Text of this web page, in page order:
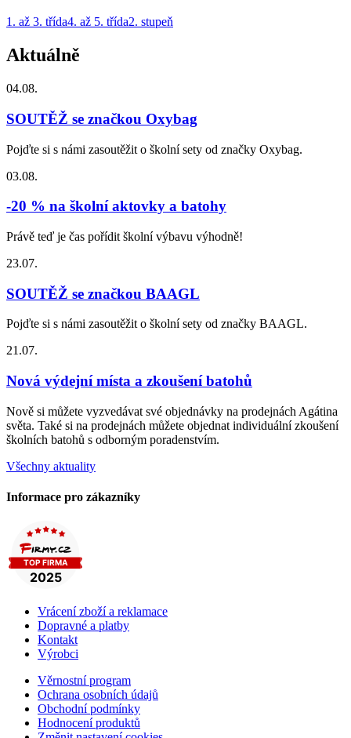
1. až 3. třída4. až 5. třída2. stupeň
Aktuálně
04.08.
SOUTĚŽ se značkou Oxybag
Pojďte si s námi zasoutěžit o školní sety od značky Oxybag.
03.08.
-20 % na školní aktovky a batohy
Právě teď je čas pořídit školní výbavu výhodně!
23.07.
SOUTĚŽ se značkou BAAGL
Pojďte si s námi zasoutěžit o školní sety od značky BAAGL.
21.07.
Nová výdejní místa a zkoušení batohů
Nově si můžete vyzvedávat své objednávky na prodejnách Agátina
světa. Také si na prodejnách můžete objednat individuální zkoušení
školních batohů s odborným poradenstvím.
Všechny aktuality
Informace pro zákazníky
Vrácení zboží a reklamace
Dopravné a platby
Kontakt
Výrobci
Věrnostní program
Ochrana osobních údajů
Obchodní podmínky
Hodnocení produktů